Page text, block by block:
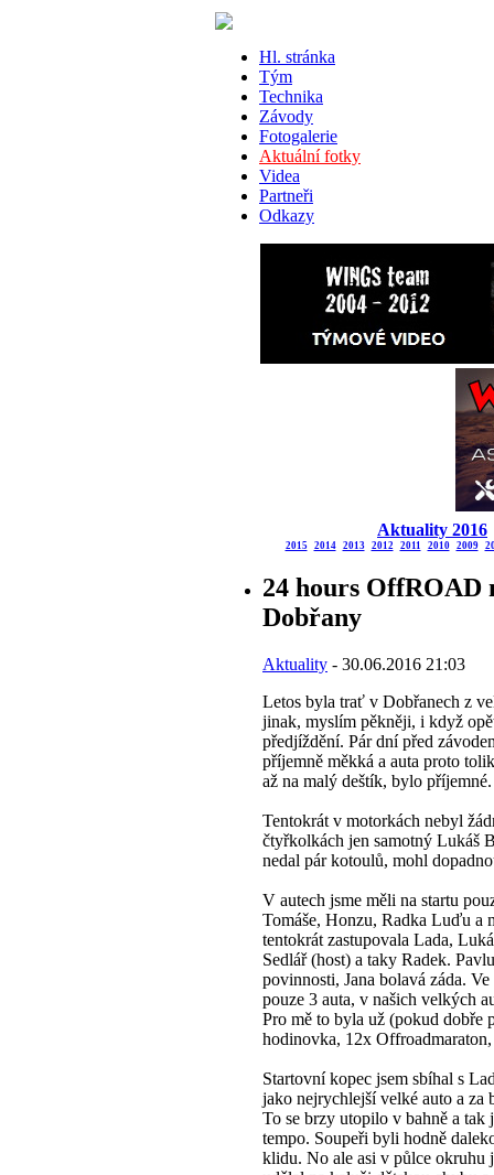
Hl. stránka
Tým
Technika
Závody
Fotogalerie
Aktuální fotky
Videa
Partneři
Odkazy
Aktuality 2016
2015 2014 2013 2012 2011 2010 2009
24 hours OffROAD
Dobřany
Aktuality - 30.06.2016 21:03
Letos byla trať v Dobřanech z
jinak, myslím pěkněji, i když
předjíždění. Pár dní před
příjemně měkká a auta proto
až na malý deštík, bylo příjemné.
Tentokrát v motorkách nebyl
čtyřkolkách jen samotný Lukáš
nedal pár kotoulů, mohl
V autech jsme měli na startu
Tomáše, Honzu, Radka Luďu a
tentokrát zastupovala Lada,
Sedlář (host) a taky Radek.
povinnosti, Jana bolavá záda.
pouze 3 auta, v našich velkých
Pro mě to byla už (pokud dobře
hodinovka, 12x Offroadmaraton,
Startovní kopec jsem sbíhal s
jako nejrychlejší velké auto a
To se brzy utopilo v bahně a tak
tempo. Soupeři byli hodně
klidu. No ale asi v půlce okruhu